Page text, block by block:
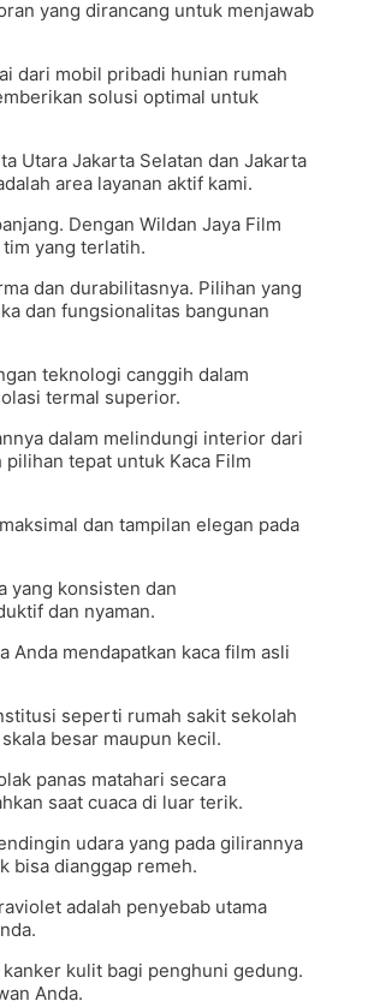
yang dirancang untuk menjawab
dari mobil pribadi hunian rumah
solusi optimal untuk
Utara Jakarta Selatan dan Jakarta
area layanan aktif kami.
Dengan Wildan Jaya Film
yang terlatih.
dan durabilitasnya. Pilihan yang
dan fungsionalitas bangunan
teknologi canggih dalam
termal superior.
dalam melindungi interior dari
tepat untuk Kaca Film
dan tampilan elegan pada
yang konsisten dan
dan nyaman.
Anda mendapatkan kaca film asli
seperti rumah sakit sekolah
besar maupun kecil.
panas matahari secara
saat cuaca di luar terik.
udara yang pada gilirannya
bisa dianggap remeh.
adalah penyebab utama
kulit bagi penghuni gedung.
Anda.